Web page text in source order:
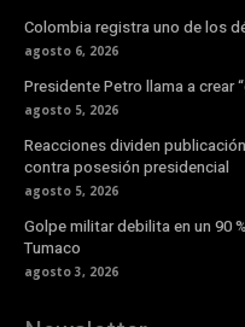
Colombia registra uno de los
agosto 6, 2026
Presidente Petro llama a crear
agosto 5, 2026
Reacciones dividen
contra posesión presidencial
agosto 5, 2026
Golpe militar debilita en un 90
Tumaco
agosto 3, 2026